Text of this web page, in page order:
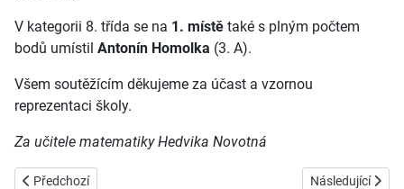
V kategorii 8. třída se na 1. místě také s plným počtem
bodů umístil Antonín Homolka (3. A).
Všem soutěžícím děkujeme za účast a vzornou
reprezentaci školy.
Za učitele matematiky Hedvika Novotná
Předchozí článek: Bubnovačka na GyTu
Předchozí Další článek:
Následující